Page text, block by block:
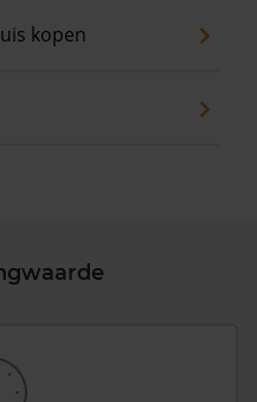
kopen